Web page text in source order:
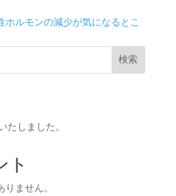
ホルモンの減少が気になるとこ
検索
たしました。
ト
ません。